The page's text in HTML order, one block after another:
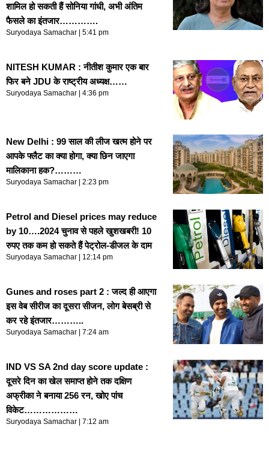
शामिल हो सकती हैं सोनिया गांधी, अभी अंतिम
फैसले का इंतजार………….
Suryodaya Samachar 5:41 pm
NITESH KUMAR : नीतीश कुमार एक बार
फिर बने JDU के राष्ट्रीय अध्यक्ष……
Suryodaya Samachar 4:36 pm
New Delhi : 99 साल की लीज खत्‍म होने पर
आपके फ्लैट का क्‍या होगा, क्‍या छिन जाएगा
मालिकाना हक?………
Suryodaya Samachar 2:23 pm
Petrol and Diesel prices may reduce
by 10….2024 चुनाव से पहले खुशखबरी! 10
रुपए तक कम हो सकते हैं पेट्रोल-डीजल के दाम
Suryodaya Samachar 12:14 pm
Gunes and roses part 2 : जल्द ही आएगा
इस वेब सीरीज का दूसरा सीजन, लोग बेसब्री से
कर रहे इंतजार………..
Suryodaya Samachar 7:24 am
IND VS SA 2nd day score update :
दूसरे दिन का खेल समाप्त होने तक दक्षिण
अफ्रीका ने बनाया 256 रन, खोए पांच
विकेट………………
Suryodaya Samachar 7:12 am